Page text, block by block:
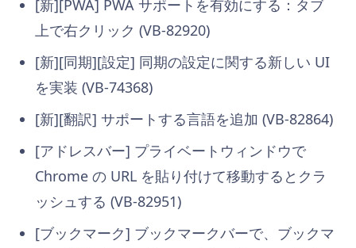
[新][PWA] PWA サポートを有効にする：タブ
上で右クリック (VB-82920)
[新][同期][設定] 同期の設定に関する新しい UI
を実装 (VB-74368)
[新][翻訳] サポートする言語を追加 (VB-82864)
[アドレスバー] プライベートウィンドウで
Chrome の URL を貼り付けて移動するとクラ
ッシュする (VB-82951)
[ブックマーク] ブックマークバーで、ブックマ